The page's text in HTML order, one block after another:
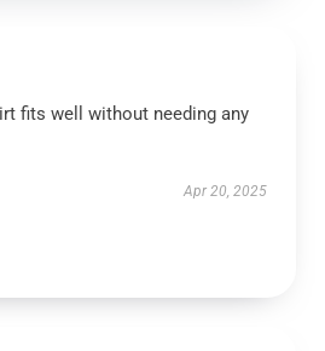
fits well without needing any
Apr 20, 2025